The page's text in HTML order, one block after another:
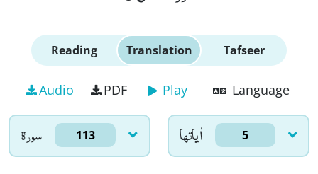
Reading Translation Tafseer
Audio PDF Play Language
سورۃ 113 اٰياتها 5